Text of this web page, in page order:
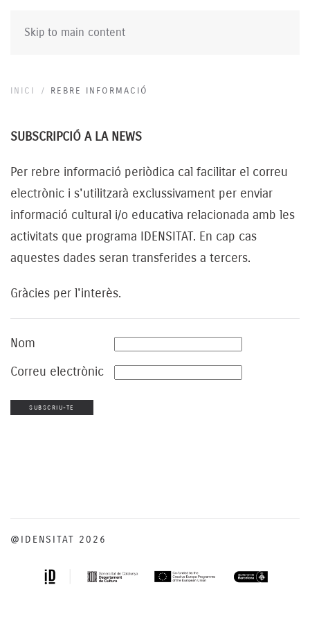
Skip to main content
INICI REBRE INFORMACIÓ
SUBSCRIPCIÓ A LA NEWS
Per rebre informació periòdica cal facilitar el correu
electrònic i s'utilitzarà exclussivament per enviar
informació cultural i/o educativa relacionada amb les
activitats que programa IDENSITAT. En cap cas
aquestes dades seran transferides a tercers.
Gràcies per l'interès.
Nom
Correu electrònic
@IDENSITAT 2026